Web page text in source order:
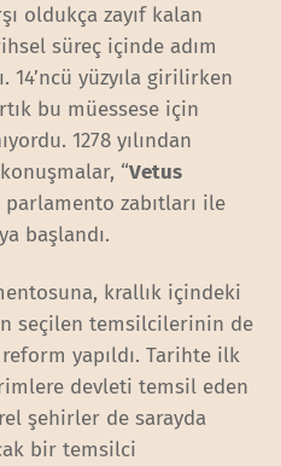
oldukça zayıf kalan
süreç içinde adım
14’ncü yüzyıla girilirken
bu müessese için
1278 yılından
“Vetus
parlamento zabıtları ile
başlandı.
krallık içindeki
seçilen temsilcilerinin de
yapıldı. Tarihte ilk
devleti temsil eden
şehirler de sarayda
bir temsilci